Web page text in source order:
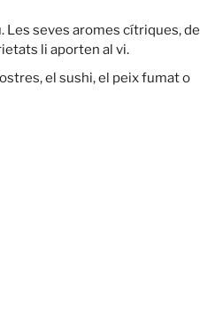
Les seves aromes cítriques, de
li aporten al vi.
el sushi, el peix fumat o